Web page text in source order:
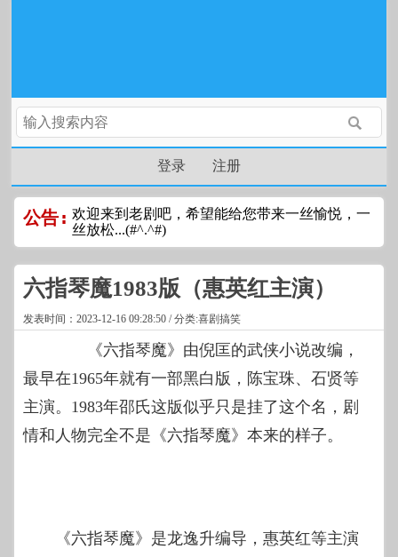
登录 注册
公告: 欢迎来到老剧吧，希望能给您带来一丝愉悦，一
丝放松...(#^.^#)
六指琴魔1983版（惠英红主演）
发表时间：2023-12-16 09:28:50 / 分类:喜剧搞笑
《六指琴魔》由倪匡的武侠小说改编，
最早在1965年就有一部黑白版，陈宝珠、石贤等
主演。1983年邵氏这版似乎只是挂了这个名，剧
情和人物完全不是《六指琴魔》本来的样子。
《六指琴魔》是龙逸升编导，惠英红等主演